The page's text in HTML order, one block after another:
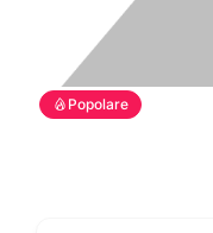
Popolare